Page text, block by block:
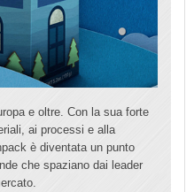
e oltre. Con la sua forte
ai processi e alla
è diventata un punto
che spaziano dai leader